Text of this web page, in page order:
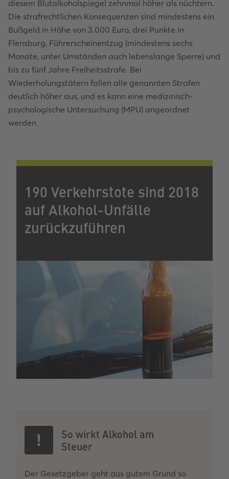
diesem Blutalkoholspiegel zehnmal höher als nüchtern.
Die strafrechtlichen Konsequenzen sind mindestens ein
Bußgeld in Höhe von 3.000 Euro, drei Punkte in
Flensburg, Führerscheinentzug (mindestens sechs
Monate, unter Umständen auch lebenslange Sperre) und
bis zu fünf Jahre Freiheitsstrafe. Bei
Wiederholungstätern fallen alle genannten Strafen
deutlich höher aus, und es kann eine medizinisch-
psychologische Untersuchung (MPU) angeordnet
werden.
190 Verkehrstote sind 2018
auf Alkohol-Unfälle
zurückzuführen
So wirkt Alkohol am
Steuer
Der Gesetzgeber geht aus gutem Grund so